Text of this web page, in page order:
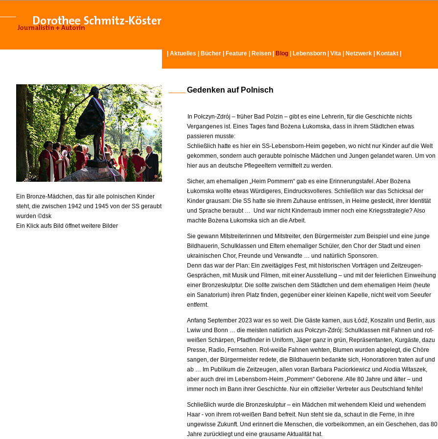
Aktuelles Bücher Feature Reisen | Blog Lebensborn Vita Netzwerk Kontakt
Ein Bronze-Mädchen, das für alle polnischen Kinder
steht, die zwischen 1942 und 1945 von der SS geraubt
wurden ©dsk
Ein Klick aufs Bild öffnet weitere Bilder
Gedenken auf Polnisch
In Połczyn-Zdrój – früher Bad Polzin – gibt es eine Lehrerin, für die Geschichte nichts
Vergangenes ist. Eines Tages fand Bożena Łukomska, dass in ihrem Städtchen etwas
passieren musste:
Schließlich hatte es hier ein SS-Lebensborn-Heim gegeben, wo nicht nur Kinder auf die Welt
gekommen, sondern auch geraubte polnische Mädchen und Jungen gelandet waren. Um von
hier aus an deutsche Pflegeeltern vermittelt zu werden.
Sicher, am ehemaligen „Heim Pommern“ gab es eine Erinnerungstafel. Aber Bożena
Łukomska wollte etwas Würdigeres, Eindrucksvolleres. Schließlich war das Schicksal der
Kinder grausam: Die SS hatte sie ihrem Zuhause entrissen, in Heime gesteckt, ihrer Identität
und Sprache beraubt … Und war nicht Kinderraub immer noch eine Kriegsstrategie? Also
machte Bożena Łukomska sich an die Arbeit.
Sie gewann Mitstreiterinnen und Mitstreiter, den Bürgermeister zum Beispiel und eine junge
Bildhauerin, Schulklassen und Eltern ehemaliger Schüler, den Chor der Stadt und einen
ukrainischen Chor, Freunde und Verwandte … und natürlich Sponsoren.
Denn das war der Plan: Ein zweitägiges Fest, mit historischen Vorträgen und Zeitzeugen-
Gesprächen, mit Musik und Filmen, mit einer Ausstellung – und mit der feierlichen Einweihung
einer Bronzeskulptur. Die sollte zwischen dem Städtchen und dem ehemaligen Heim (heute
ein Sanatorium) ihren Platz finden, gegenüber einer kleinen Kapelle, nicht weit vom Seeufer
entfernt.
Anfang September 2023 war es so weit. Die Gäste kamen, aus Łódź, Koszalin und Berlin, aus
Lwiw und Bonn … die meisten natürlich aus Połczyn-Zdrój: Schulklassen mit Fahnen und rot-
weißen Schärpen, Pfadfinder in Uniform, Jäger ganz in grün, Repräsentanten, Kurgäste, dazu
Presse, Radio, Fernsehen. Rot-weiße Fahnen wehten, Blumen wurden abgelegt, die Chöre
sangen, der Bürgermeister redete, die Bildhauerin bedankte sich, Honoratioren traten auf und
ab … Im Publikum die Zeitzeugen, allen voran Barbara Paciorkiewicz und Alodia Witaszek,
aber auch drei im Lebensborn-Heim „Pommern“ Geborene. Alle 80 Jahre und älter – und
immer noch im Bann ihrer Geschichte. Nur ein offizieller Vertreter aus Deutschland fehlte!
Schließlich wurde die Bronzeskulptur – ein Mädchen mit wehendem Kleid und wehendem
Haar - von ihrem rot-weißen Band befreit. Nun steht sie da, schaut in die Ferne, in ihre
ungewisse Zukunft. Und erinnert die Menschen, die vorbeikommen, an ein Geschehen, das 80
Jahre zurückliegt und eine grausame Aktualität hat.